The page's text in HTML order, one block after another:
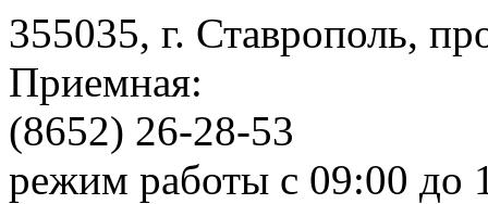
355035, г. Ставрополь,
Приемная:
(8652) 26-28-53
режим работы с 09:00 до